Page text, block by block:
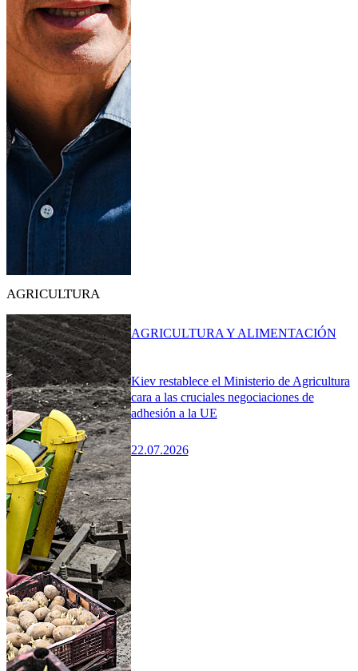
AGRICULTURA
Kiev restablece el Ministerio de Agricultura
cara a las cruciales negociaciones de
adhesión a la UE
22.07.2026
AGRICULTURA Y ALIMENTACIÓN